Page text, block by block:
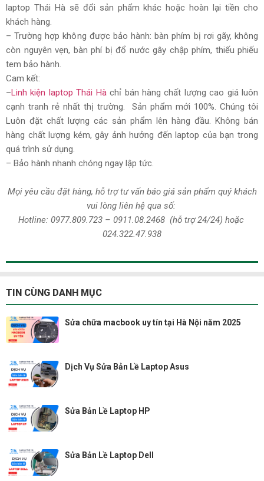
laptop Thái Hà sẽ đổi sản phẩm khác hoặc hoàn lại tiền cho
khách hàng.
– Trường hợp không được bảo hành: bàn phím bị rơi gãy, không
còn nguyên vẹn, bàn phí bị đổ nước gây chập phím, thiếu phiếu
tem bảo hành.
Cam kết:
–Linh kiện laptop Thái Hàchỉ bán hàng chất lượng cao giá luôn
cạnh tranh rẻ nhất thị trường. Sản phẩm mới 100%. Chúng tôi
Luôn đặt chất lượng các sản phẩm lên hàng đầu. Không bán
hàng chất lượng kém, gây ảnh hưởng đến laptop của bạn trong
quá trình sử dụng.
– Bảo hành nhanh chóng ngay lập tức.
Mọi yêu cầu đặt hàng, hỗ trợ tư vấn báo giá sản phẩm quý khách
vui lòng liên hệ qua số:
Hotline: 0977.809.723– 0911.08.2468 (hỗ trợ 24/24) hoặc
024.322.47.938
TIN CÙNG DANH MỤC
Sửa chữa macbook uy tín tại Hà Nội năm 2025
Dịch Vụ Sửa Bản Lề Laptop Asus
Sửa Bản Lề Laptop HP
Sửa Bản Lề Laptop Dell